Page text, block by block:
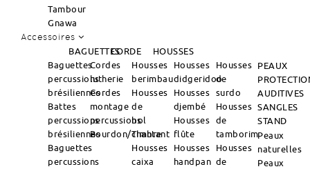
Tambour
Gnawa
Accessoires
BAGUETTESCORDE
HOUSSES
Baguettes
percussions
brésiliennes
Battes
percussions
brésiliennes
Baguettes
percussions
Cordes
lutherie
Cordes
montage
percussions
Bourdon/Timbre
Housses
berimbau
Housses
de
bol
chantant
Housses
caixa
Housses
didgeridoo
Housses
djembé
Housses
flûte
Housses
handpan
Housses
de
surdo
Housses
de
tamborim
Housses
de
PEAUX
AUDITIVES
SANGLES
STAND
Peaux
naturelles
Peaux